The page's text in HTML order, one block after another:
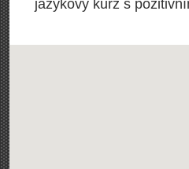
jazykový kurz s